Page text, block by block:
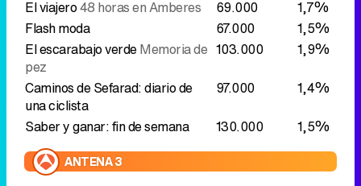
El viajero48 horas en Amberes 69.000
1,7%
Flash moda
67.000
1,5%
El escarabajo verdeMemoria de
pez
103.000
1,9%
Caminos de Sefarad: diario de
una ciclista
97.000
1,4%
Saber y ganar: fin de semana
130.000 1,5%
ANTENA 3